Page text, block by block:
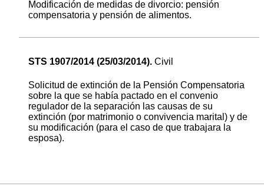
Modificación de medidas de divorcio: pensión
compensatoria y pensión de alimentos.
STS 1907/2014 (25/03/2014). Civil
Solicitud de extinción de la Pensión Compensatoria
sobre la que se había pactado en el convenio
regulador de la separación las causas de su
extinción (por matrimonio o convivencia marital) y de
su modificación (para el caso de que trabajara la
esposa).